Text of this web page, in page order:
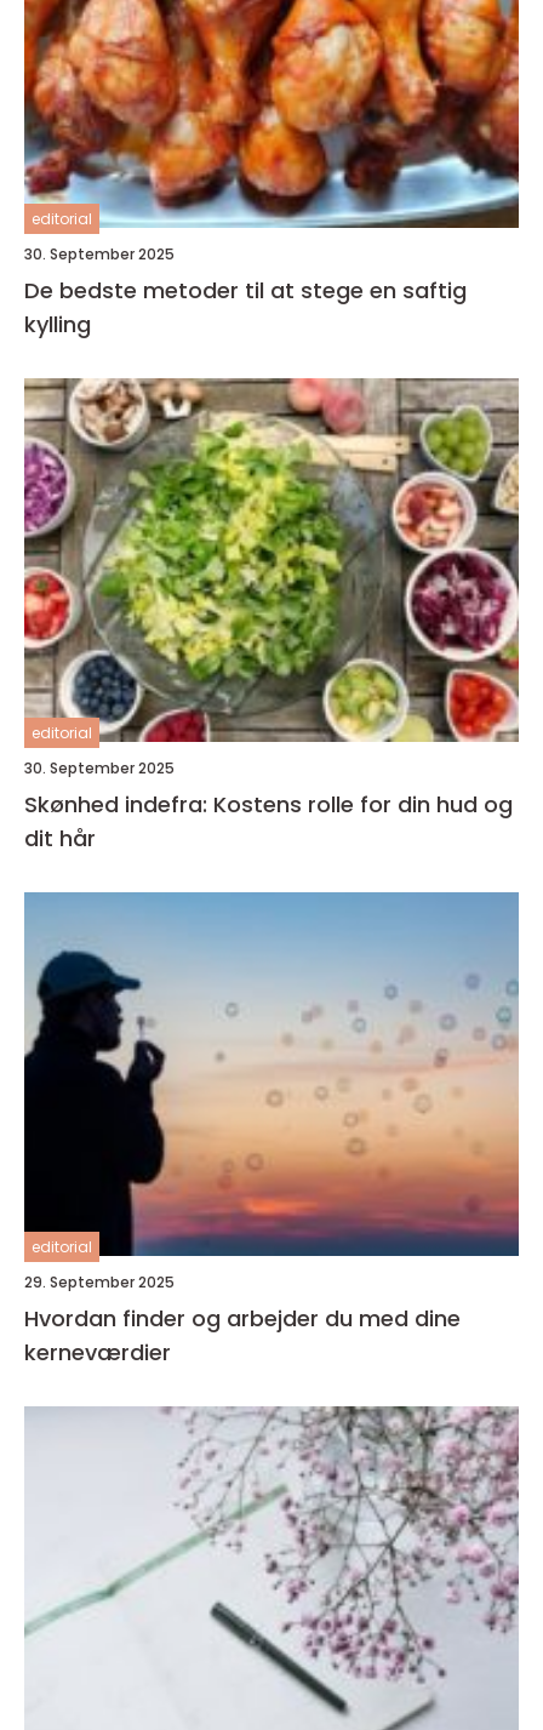
editorial
30. September 2025
De bedste metoder til at stege en saftig
kylling
editorial
30. September 2025
Skønhed indefra: Kostens rolle for din hud og
dit hår
editorial
29. September 2025
Hvordan finder og arbejder du med dine
kerneværdier